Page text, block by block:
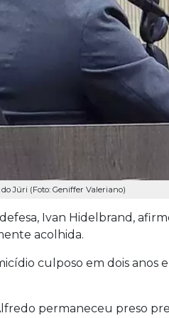
Júri (Foto: Geniffer Valeriano)
Ivan Hidelbrand,
acolhida.
culposo em dois anos e
permaneceu preso